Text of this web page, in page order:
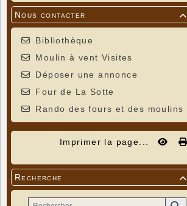

Nous contacter
Bibliothèque
Moulin à vent Visites
Déposer une annonce
Four de La Sotte
Rando des fours et des moulins
Imprimer la page...

Recherche